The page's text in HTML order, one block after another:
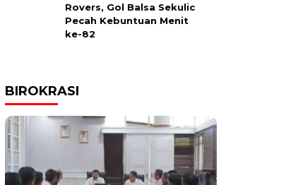
Rovers, Gol Balsa Sekulic
Pecah Kebuntuan Menit
ke-82
BIROKRASI